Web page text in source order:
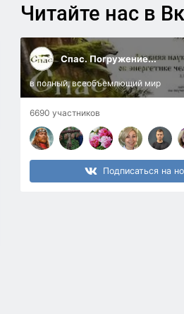
Читайте нас в
Спас. Погружение...
в полный, всеобъемлющий мир
6690 участников
Подписаться на